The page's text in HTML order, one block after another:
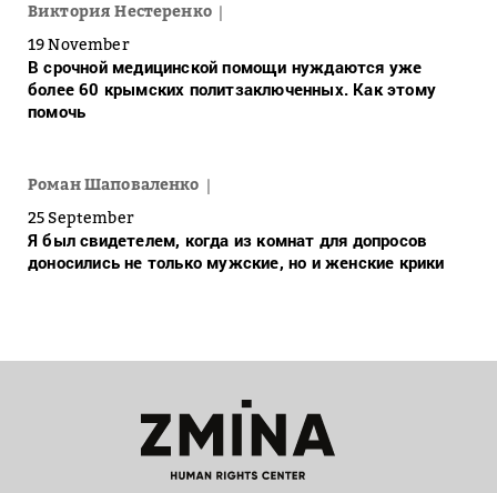
Виктория Нестеренко
19 November
В срочной медицинской помощи нуждаются уже
более 60 крымских политзаключенных. Как этому
помочь
Роман Шаповаленко
25 September
Я был свидетелем, когда из комнат для допросов
доносились не только мужские, но и женские крики